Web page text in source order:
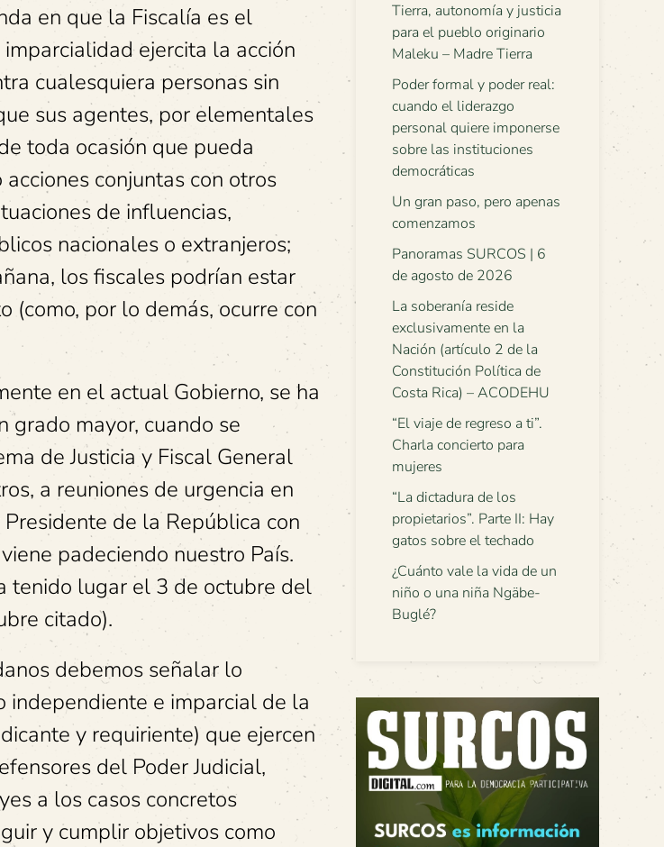
en que la Fiscalía es el
ejercita la acción
cualesquiera personas sin
sus agentes, por elementales
toda ocasión que pueda
conjuntas con otros
de influencias,
nacionales o extranjeros;
los fiscales podrían estar
(como, por lo demás, ocurre con
en el actual Gobierno, se ha
grado mayor, cuando se
de Justicia y Fiscal General
a reuniones de urgencia en
de la República con
padeciendo nuestro País.
tenido lugar el 3 de octubre del
citado).
debemos señalar lo
independiente e imparcial de la
y requiriente) que ejercen
del Poder Judicial,
a los casos concretos
y cumplir objetivos como
Tierra, autonomía y justicia
para el pueblo originario
Maleku – Madre Tierra
Poder formal y poder real:
cuando el liderazgo
personal quiere imponerse
sobre las instituciones
democráticas
Un gran paso, pero apenas
comenzamos
Panoramas SURCOS | 6
de agosto de 2026
La soberanía reside
exclusivamente en la
Nación (artículo 2 de la
Constitución Política de
Costa Rica) – ACODEHU
“El viaje de regreso a ti”.
Charla concierto para
mujeres
“La dictadura de los
propietarios”. Parte II: Hay
gatos sobre el techado
¿Cuánto vale la vida de un
niño o una niña Ngäbe-
Buglé?